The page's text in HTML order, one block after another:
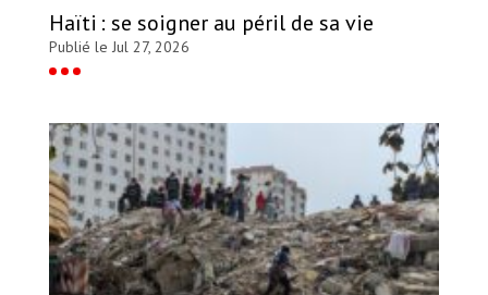
Haïti : se soigner au péril de sa vie
Publié le Jul 27, 2026